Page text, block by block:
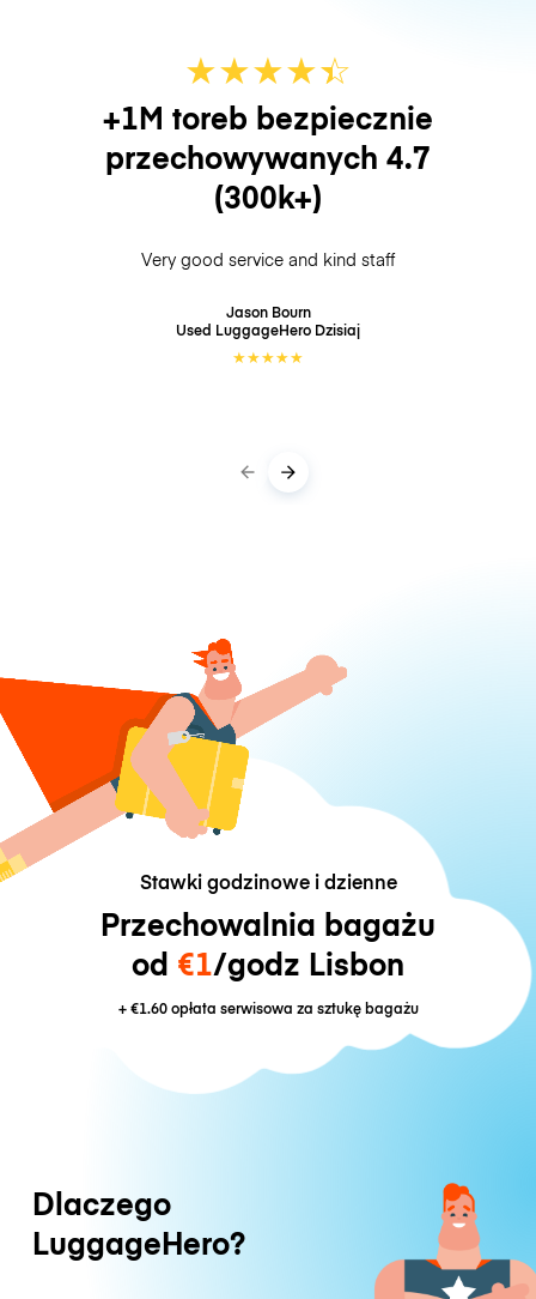
★★★★☆
★
+1M toreb bezpiecznie
przechowywanych 4.7
(300k+)
Very good service and kind staff
Jason Bourn
Used LuggageHero Dzisiaj
★★★★★
Stawki godzinowe i dzienne
Przechowalnia bagażu
od €1/godz Lisbon
+€1.60opłata serwisowa za sztukę bagażu
Dlaczego
LuggageHero?